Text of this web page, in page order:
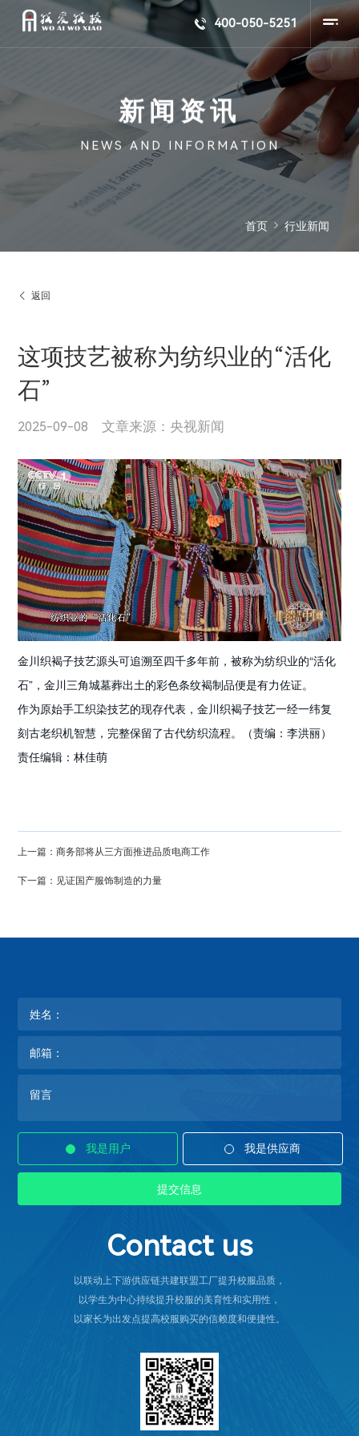
 400-050-5251 
首页  行业新闻
 返回
这项技艺被称为纺织业的“活化
石”
2025-09-08 文章来源：央视新闻
金川织褐子技艺源头可追溯至四千多年前，被称为纺织业的“活化
石”，金川三角城墓葬出土的彩色条纹褐制品便是有力佐证。
作为原始手工织染技艺的现存代表，金川织褐子技艺一经一纬复
刻古老织机智慧，完整保留了古代纺织流程。（责编：李洪丽）
责任编辑：林佳萌
上一篇：商务部将从三方面推进品质电商工作
下一篇：见证国产服饰制造的力量
我是用户 我是供应商
Contact us
以联动上下游供应链共建联盟工厂提升校服品质，
以学生为中心持续提升校服的美育性和实用性，
以家长为出发点提高校服购买的信赖度和便捷性。